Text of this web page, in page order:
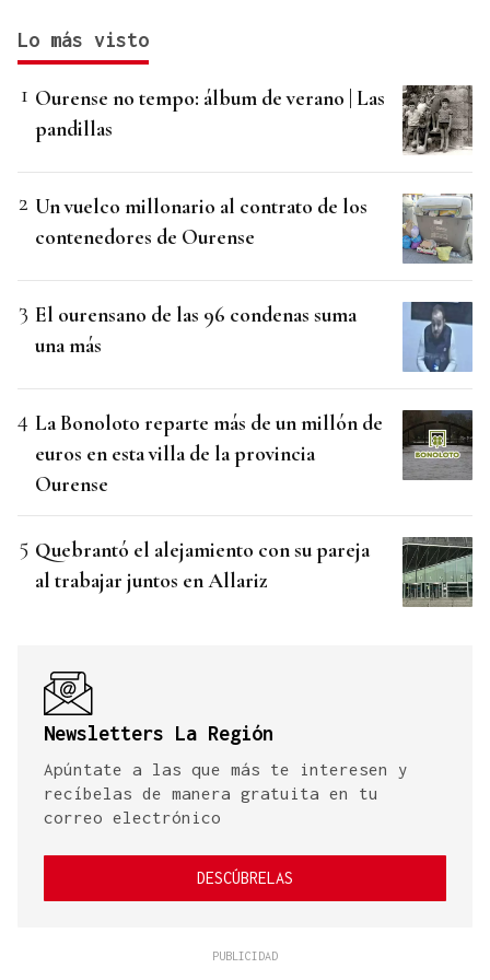
Lo más visto
Ourense no tempo: álbum de verano | Las
pandillas
Un vuelco millonario al contrato de los
contenedores de Ourense
El ourensano de las 96 condenas suma
una más
La Bonoloto reparte más de un millón de
euros en esta villa de la provincia
Ourense
Quebrantó el alejamiento con su pareja
al trabajar juntos en Allariz
Newsletters La Región
Apúntate a las que más te interesen y
recíbelas de manera gratuita en tu
correo electrónico
DESCÚBRELAS